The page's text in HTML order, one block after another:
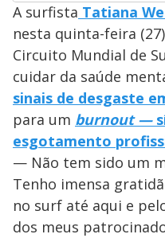
A surfista Tatiana
nesta quinta-feira
Circuito Mundial de
cuidar da saúde
sinais de desgaste
para um burnout —
esgotamento
— Não tem sido um
Tenho imensa
no surf até aqui e
dos meus